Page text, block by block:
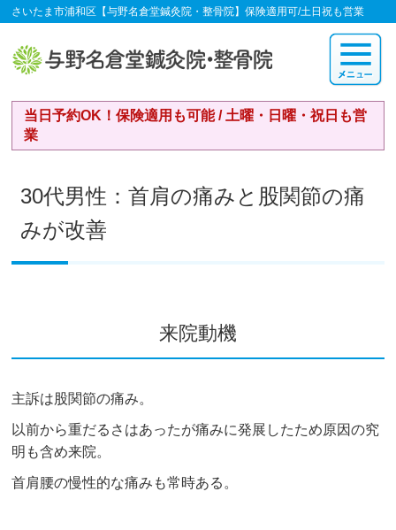
さいたま市浦和区【与野名倉堂鍼灸院・整骨院】保険適用可/土日祝も営業
当日予約OK！保険適用も可能 / 土曜・日曜・祝日も営
業
30代男性：首肩の痛みと股関節の痛
みが改善
来院動機
主訴は股関節の痛み。
以前から重だるさはあったが痛みに発展したため原因の究
明も含め来院。
首肩腰の慢性的な痛みも常時ある。